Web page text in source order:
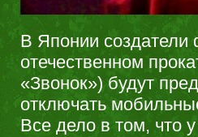
В Японии
отечественном
«Звонок») будут
отключать
Все дело в том, что